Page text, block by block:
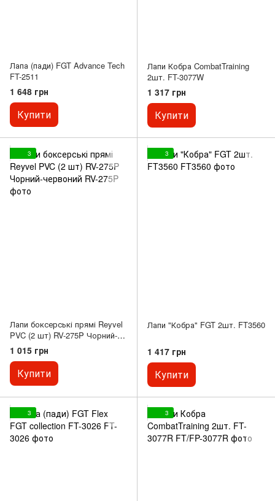
Лапа (пади) FGT Advance Tech
FT-2511
1 648 грн
Купити
Лапи Кобра CombatTraining
2шт. FT-3077W
1 317 грн
Купити
3
Лапи боксерські прямі Reyvel
PVC (2 шт) RV-275P Чорний-
червоний
1 015 грн
Купити
3
Лапи "Кобра" FGT 2шт. FT3560
1 417 грн
Купити
3 3